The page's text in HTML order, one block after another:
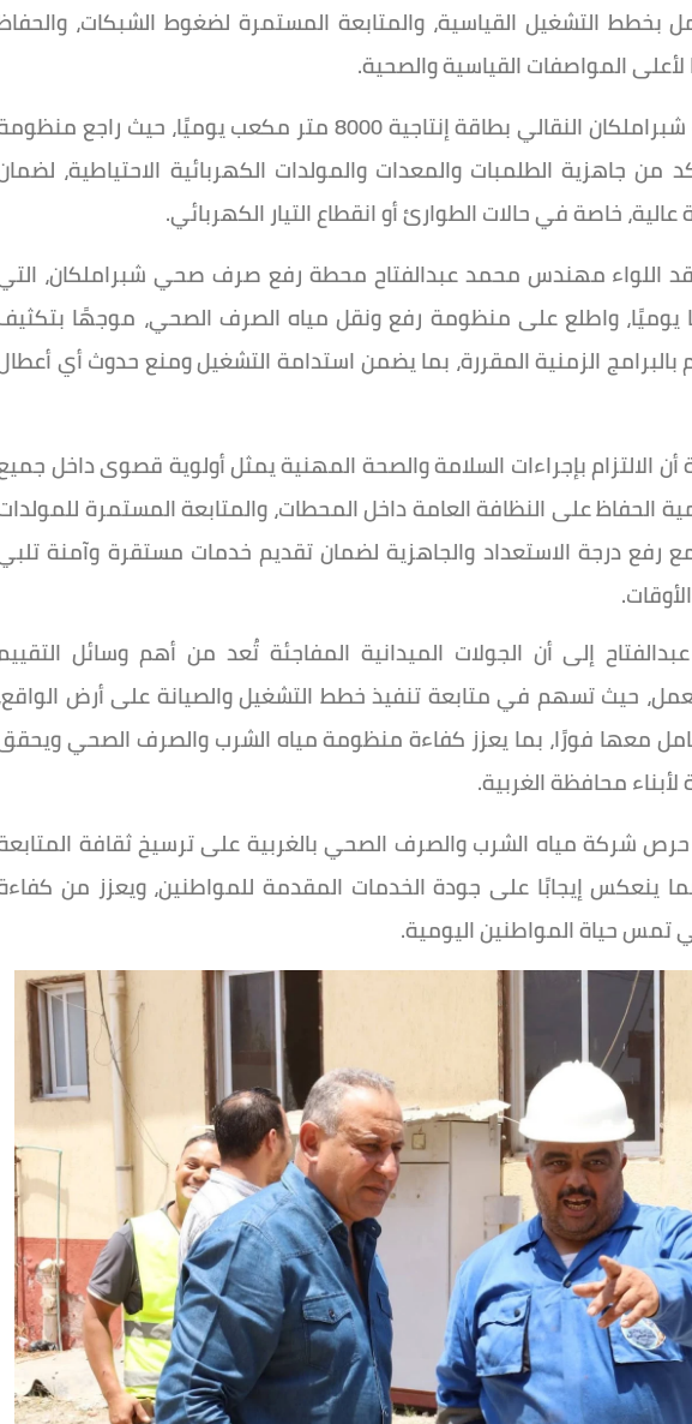
بخطط التشغيل القياسية، والمتابعة المستمرة لضغوط الشبكات،
المواصفات القياسية والصحية.
كما شملت الجولة محطة مياه شبراملكان النقالي بطاقة إنتاجية 8000 متر مكعب يوميًا، حيث راجع
من جاهزية الطلمبات والمعدات والمولدات الكهربائية الاحتياطية،
خاصة في حالات الطوارئ أو انقطاع التيار الكهربائي.
اللواء مهندس محمد عبدالفتاح محطة رفع صرف صحي شبراملكان،
مترًا مكعبًا يوميًا، واطلع على منظومة رفع ونقل مياه الصرف الصحي، موجهًا
بالبرامج الزمنية المقررة، بما يضمن استدامة التشغيل ومنع حدوث أي
أن الالتزام بإجراءات السلامة والصحة المهنية يمثل أولوية قصوى داخل
الحفاظ على النظافة العامة داخل المحطات، والمتابعة المستمرة
رفع درجة الاستعداد والجاهزية لضمان تقديم خدمات مستقرة وآمنة
إلى أن الجولات الميدانية المفاجئة تُعد من أهم وسائل
حيث تسهم في متابعة تنفيذ خطط التشغيل والصيانة على أرض
معها فورًا، بما يعزز كفاءة منظومة مياه الشرب والصرف الصحي
محافظة الغربية.
حرص شركة مياه الشرب والصرف الصحي بالغربية على ترسيخ ثقافة
ينعكس إيجابًا على جودة الخدمات المقدمة للمواطنين، ويعزز من
تمس حياة المواطنين اليومية.